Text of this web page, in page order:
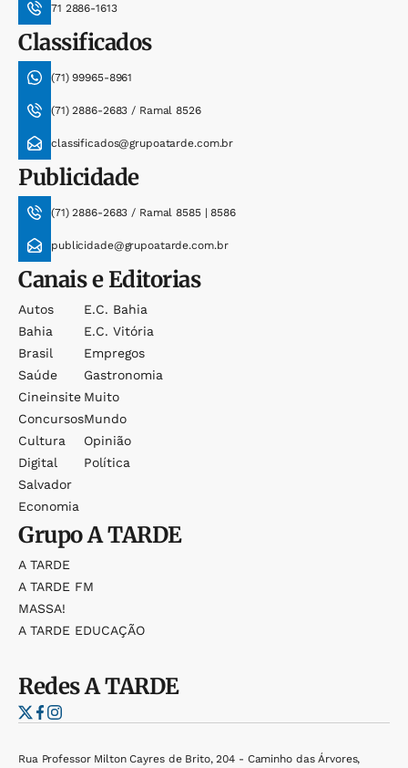
71 2886-1613
Classificados
(71) 99965-8961
(71) 2886-2683 / Ramal 8526
classificados@grupoatarde.com.br
Publicidade
(71) 2886-2683 / Ramal 8585 | 8586
publicidade@grupoatarde.com.br
Canais e Editorias
Autos
Bahia
Brasil
Saúde
Cineinsite
Concursos
Cultura
Digital
Salvador
Economia
E.c. Bahia
E.c. Vitória
Empregos
Gastronomia
Muito
Mundo
Opinião
Política
GrupoA TARDE
A TARDE
A TARDE FM
MASSA!
A TARDE EDUCAÇÃO
RedesA TARDE
Rua Professor Milton Cayres de Brito, 204 - Caminho das Árvores,